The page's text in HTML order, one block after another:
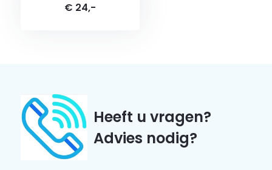
€ 24,-
Heeft u vragen?
Advies nodig?